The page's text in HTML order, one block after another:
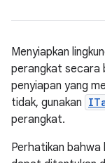
Menyiapkan
perangkat secara
penyiapan yang
tidak, gunakan
perangkat.
Perhatikan bahwa